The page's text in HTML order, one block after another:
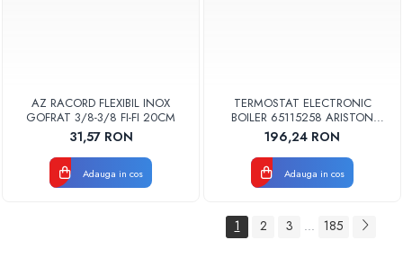
AZ RACORD FLEXIBIL INOX
GOFRAT 3/8-3/8 FI-FI 20CM
31,57 RON
Adauga in cos
TERMOSTAT ELECTRONIC
BOILER 65115258 ARISTON
ORIGINAL
196,24 RON
Adauga in cos
1 2 3 ... 185